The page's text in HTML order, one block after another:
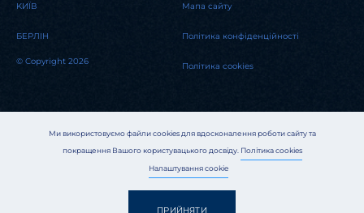
Ми використовуємо файли cookies для вдосконалення роботи сайту та
покращення Вашого користувацького досвіду. Політика cookies
Налаштування cookie
ПРИЙНЯТИ
KИЇВ
БЕРЛІН
© Copyright 2026
Мапа сайту
Політика конфіденційності
Політика cookies